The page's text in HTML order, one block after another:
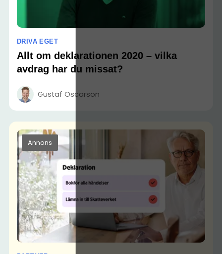
DRIVA EGET
Allt om deklarationen 2020 – vilka
avdrag har du missat?
Gustaf Oscarson
Annons